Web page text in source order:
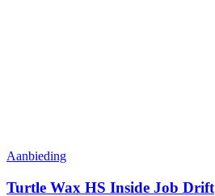
Aanbieding
Turtle Wax HS Inside Job Drift